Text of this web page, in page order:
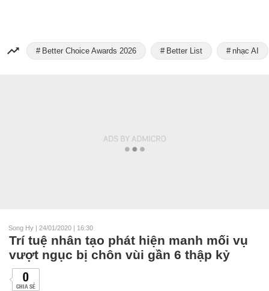
Better Choice Awards 2026 Better List nhạc AI
Song Hy | 24/01/2020 | 16:30
Trí tuệ nhân tạo phát hiện manh mối vụ
vượt ngục bị chôn vùi gần 6 thập kỷ
0
CHIA SẺ